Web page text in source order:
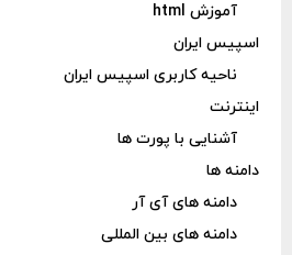
آموزش html
اسپیس ایران
ناحیه کاربری اسپیس ایران
اینترنت
آشنایی با پورت ها
دامنه ها
دامنه های آی آر
دامنه های بین المللی